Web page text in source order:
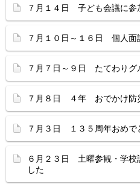
７月１４日 子ども会議に参
７月１０日～１６日 個人面
７月７日～９日 たてわりグ
７月８日 ４年 おでかけ防
７月３日 １３５周年おめで
６月２３日 土曜参観・学校
した